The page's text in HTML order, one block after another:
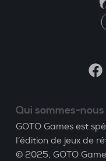
Qui sommes-nous
GOTO Games est
l’édition de jeux de
© 2025, GOTO